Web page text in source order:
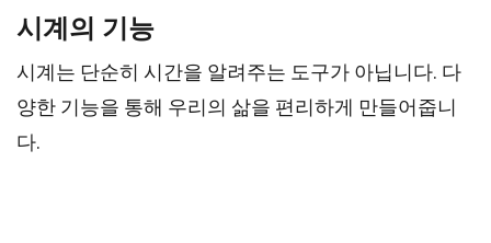
시계의 기능
시계는 단순히 시간을 알려주는 도구가 아닙니다. 다
양한 기능을 통해 우리의 삶을 편리하게 만들어줍니
다.